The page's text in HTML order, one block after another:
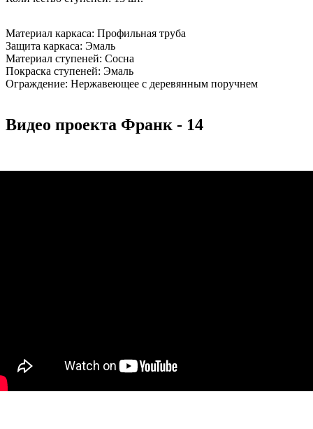
Материал каркаса: Профильная труба
Защита каркаса: Эмаль
Материал ступеней: Сосна
Покраска ступеней: Эмаль
Ограждение: Нержавеющее с деревянным поручнем
Видео проекта Франк - 14